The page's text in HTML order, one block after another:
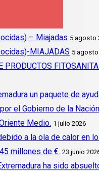
– Miajadas 5 agosto
MIAJADAS 5
PRODUCTOS
un paquete de
el Gobierno de la
Medio. 1 julio 2026
a la ola de calor en
millones de €. 23 junio
ha sido